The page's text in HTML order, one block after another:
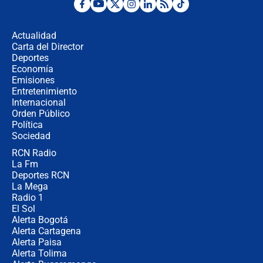
Tras su posesión, presidente De la
Actualidad
Carta del Director
Deportes
Economía
Emisiones
Entretenimiento
Internacional
Orden Público
Política
Sociedad
RCN Radio
La Fm
Deportes RCN
La Mega
Radio 1
El Sol
Alerta Bogotá
Alerta Cartagena
Alerta Paisa
Alerta Tolima